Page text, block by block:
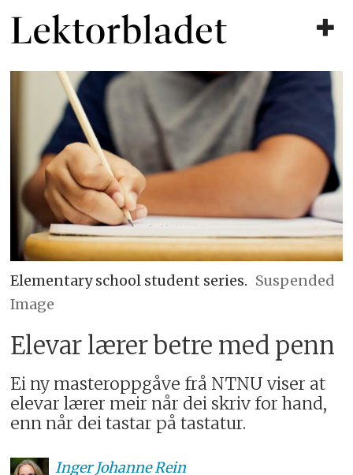
Elementary school student series. Suspended
Image
Elevar lærer betre med penn
Ei ny masteroppgåve frå NTNU viser at
elevar lærer meir når dei skriv for hand,
enn når dei tastar på tastatur.
Inger JohanneRein